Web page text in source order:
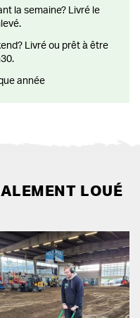
année
LOUÉ